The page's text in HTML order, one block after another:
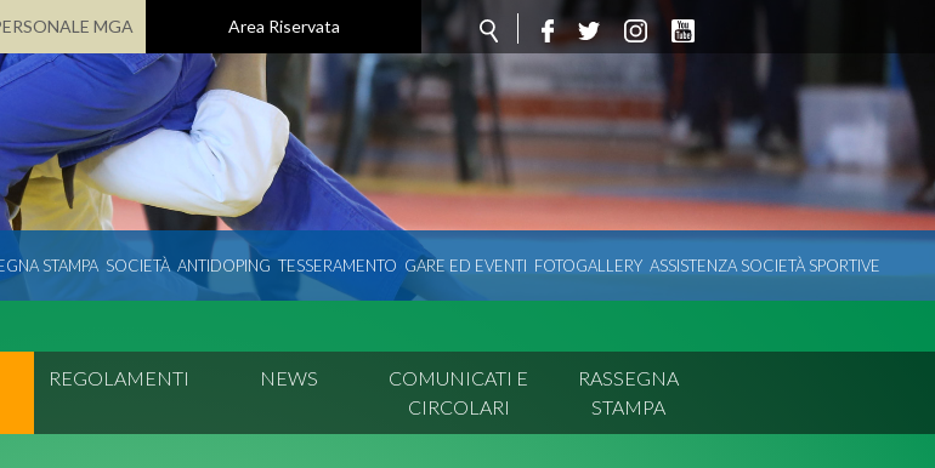
MGA Area Riservata
STAMPA SOCIETÀ ANTIDOPING TESSERAMENTO GARE ED EVENTI FOTOGALLERY ASSISTENZA SOCIETÀ SPORTIVE
REGOLAMENTI NEWS
COMUNICATI E
CIRCOLARI
RASSEGNA
STAMPA